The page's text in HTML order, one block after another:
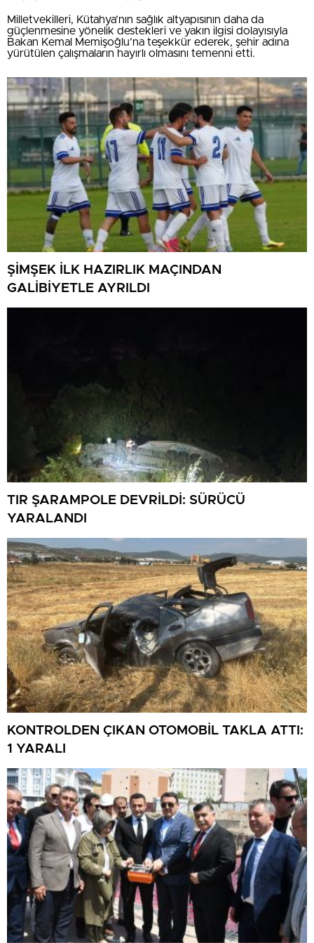
Milletvekilleri, Kütahya’nın sağlık altyapısının daha da
güçlenmesine yönelik destekleri ve yakın ilgisi dolayısıyla
Bakan Kemal Memişoğlu’na teşekkür ederek, şehir adına
yürütülen çalışmaların hayırlı olmasını temenni etti.
ŞİMŞEK İLK HAZIRLIK MAÇINDAN
GALİBİYETLE AYRILDI
TIR ŞARAMPOLE DEVRİLDİ: SÜRÜCÜ
YARALANDI
KONTROLDEN ÇIKAN OTOMOBİL TAKLA ATTI:
1 YARALI